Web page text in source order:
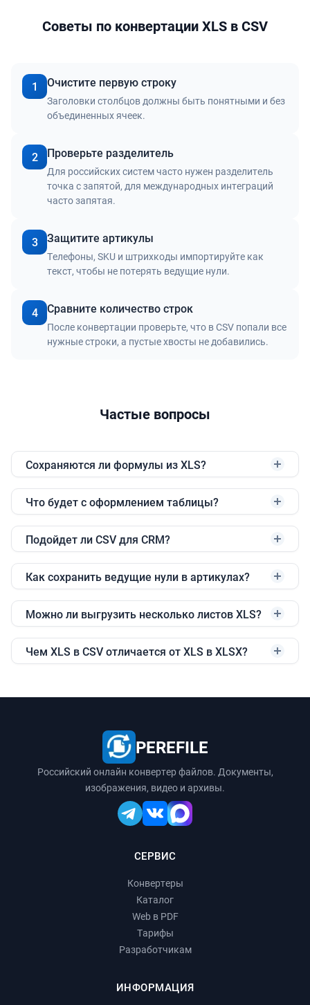
Советы по конвертации XLS в CSV
1 Очистите первую строку
Заголовки столбцов должны быть понятными и без
объединенных ячеек.
2 Проверьте разделитель
Для российских систем часто нужен разделитель
точка с запятой, для международных интеграций
часто запятая.
3 Защитите артикулы
Телефоны, SKU и штрихкоды импортируйте как
текст, чтобы не потерять ведущие нули.
4 Сравните количество строк
После конвертации проверьте, что в CSV попали все
нужные строки, а пустые хвосты не добавились.
Частые вопросы
Сохраняются ли формулы из XLS?
Что будет с оформлением таблицы?
Подойдет ли CSV для CRM?
Как сохранить ведущие нули в артикулах?
Можно ли выгрузить несколько листов XLS?
Чем XLS в CSV отличается от XLS в XLSX?
PEREFILE
Российский онлайн конвертер файлов. Документы,
изображения, видео и архивы.
СЕРВИС
Конвертеры
Каталог
Web в PDF
Тарифы
Разработчикам
ИНФОРМАЦИЯ